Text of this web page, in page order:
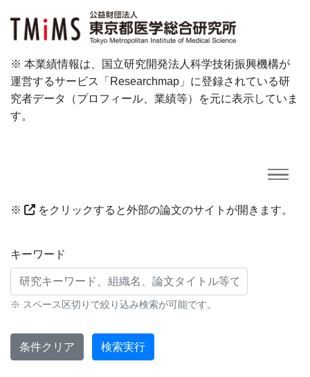
※ 本業績情報は、国立研究開発法人科学技術振興機構が
運営するサービス「Researchmap」に登録されている研
究者データ（プロフィール、業績等）を元に表示していま
す。
※ をクリックすると外部の論文のサイトが開きます。
研究業績に対する検索条件
キーワード
※ スペース区切りで絞り込み検索が可能です。
条件クリア 検索実行